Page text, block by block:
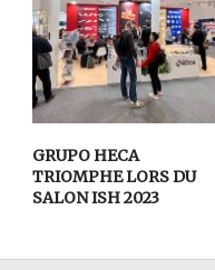
GRUPO HECA
TRIOMPHE LORS DU
SALON ISH 2023